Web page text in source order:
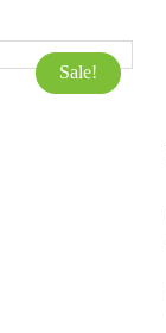
Sale!